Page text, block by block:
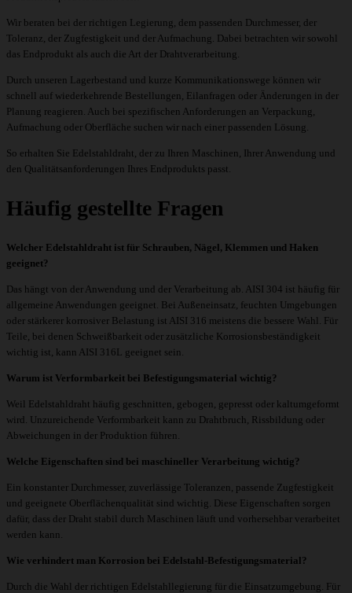
Wir beraten bei der richtigen Legierung, dem passenden Durchmesser, der
Toleranz, der Zugfestigkeit und der Aufmachung. Dabei betrachten wir sowohl
das Endprodukt als auch die Art der Drahtverarbeitung.
Durch unseren Lagerbestand und kurze Kommunikationswege können wir
schnell auf wiederkehrende Bestellungen, Eilanfragen oder Änderungen in der
Planung reagieren. Auch bei spezifischen Anforderungen an Verpackung,
Aufmachung oder Oberfläche suchen wir nach einer passenden Lösung.
So erhalten Sie Edelstahldraht, der zu Ihren Maschinen, Ihrer Anwendung und
den Qualitätsanforderungen Ihres Endprodukts passt.
Häufig gestellte Fragen
Welcher Edelstahldraht ist für Schrauben, Nägel, Klemmen und Haken
geeignet?
Das hängt von der Anwendung und der Verarbeitung ab. AISI 304 ist häufig für
allgemeine Anwendungen geeignet. Bei Außeneinsatz, feuchten Umgebungen
oder stärkerer korrosiver Belastung ist AISI 316 meistens die bessere Wahl. Für
Teile, bei denen Schweißbarkeit oder zusätzliche Korrosionsbeständigkeit
wichtig ist, kann AISI 316L geeignet sein.
Warum ist Verformbarkeit bei Befestigungsmaterial wichtig?
Weil Edelstahldraht häufig geschnitten, gebogen, gepresst oder kaltumgeformt
wird. Unzureichende Verformbarkeit kann zu Drahtbruch, Rissbildung oder
Abweichungen in der Produktion führen.
Welche Eigenschaften sind bei maschineller Verarbeitung wichtig?
Ein konstanter Durchmesser, zuverlässige Toleranzen, passende Zugfestigkeit
und geeignete Oberflächenqualität sind wichtig. Diese Eigenschaften sorgen
dafür, dass der Draht stabil durch Maschinen läuft und vorhersehbar verarbeitet
werden kann.
Wie verhindert man Korrosion bei Edelstahl-Befestigungsmaterial?
Durch die Wahl der richtigen Edelstahllegierung für die Einsatzumgebung. Für